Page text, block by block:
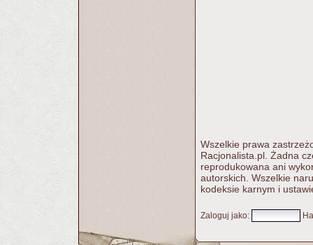
Wszelkie prawa
Racjonalista.pl. Żadna
reprodukowana ani
autorskich. Wszelkie
kodeksie karnym i
Zaloguj jako: